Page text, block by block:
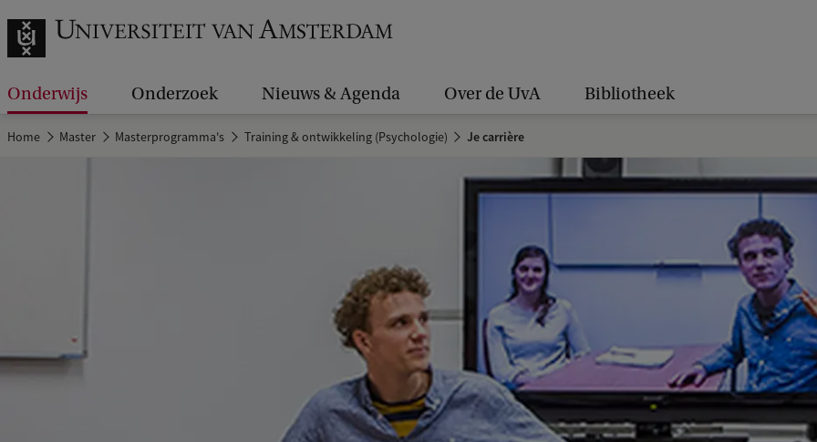
Onderwijs Onderzoek Nieuws & Agenda Over de UvA Bibliotheek
Home Master Masterprogramma's Training & ontwikkeling (Psychologie) Je carrière